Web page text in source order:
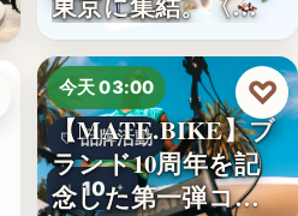
今天 03:00
品牌活動
10
【MATE.BIKE】ブ
ランド10周年を記
念した第一弾コ…
♡